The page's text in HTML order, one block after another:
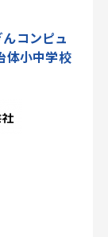
コンピュ
体小中学校